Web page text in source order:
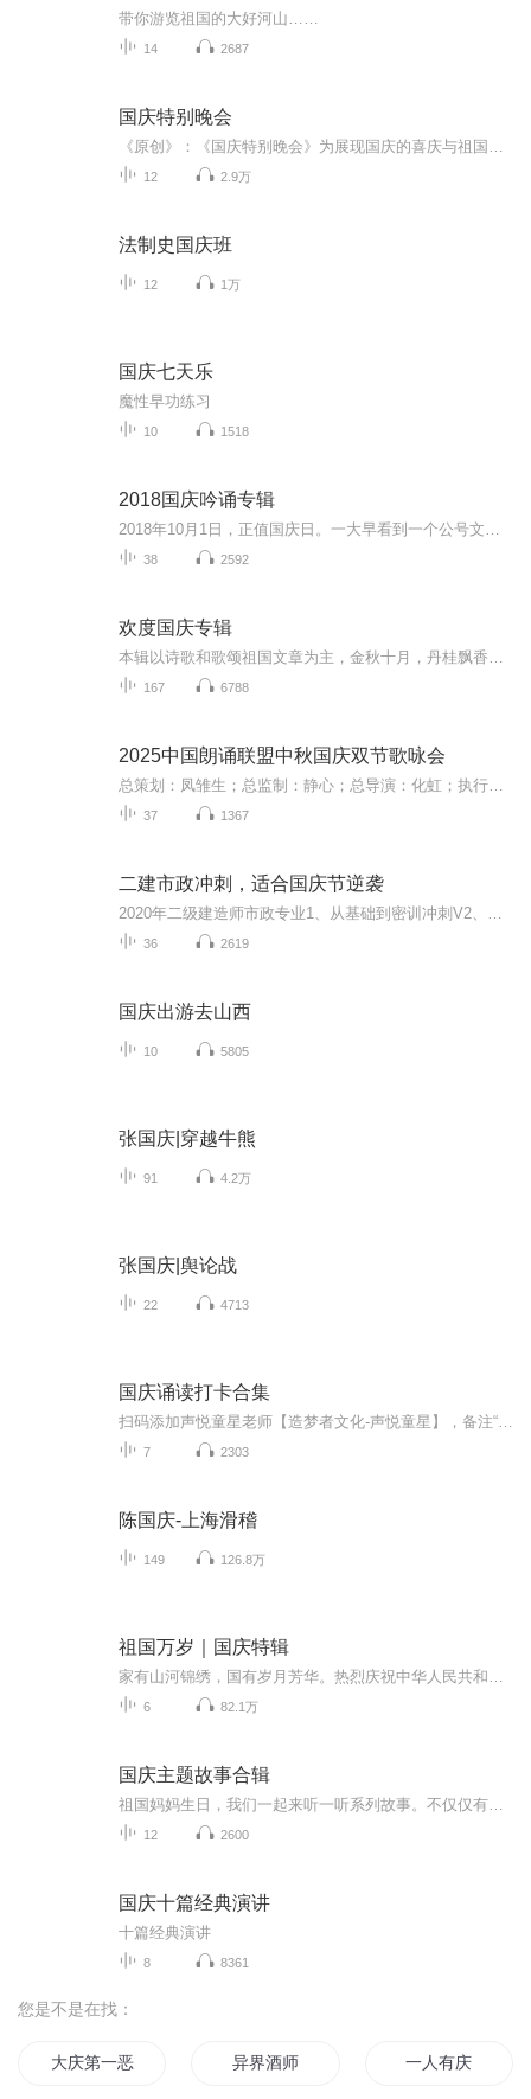
带你游览祖国的大好河山……
14 2687
国庆特别晚会
12 2.9万
法制史国庆班
12 1万
国庆七天乐
魔性早功练习
10 1518
2018国庆吟诵专辑
38 2592
欢度国庆专辑
167 6788
2025中国朗诵联盟中秋国庆双节歌咏会
37 1367
二建市政冲刺，适合国庆节逆袭
36 2619
国庆出游去山西
10 5805
张国庆|穿越牛熊
91 4.2万
张国庆|舆论战
22 4713
国庆诵读打卡合集
7 2303
陈国庆-上海滑稽
149 126.8万
祖国万岁｜国庆特辑
6 82.1万
国庆主题故事合辑
12 2600
国庆十篇经典演讲
十篇经典演讲
8 8361
您是不是在找：
大庆第一恶 异界酒师 一人有庆